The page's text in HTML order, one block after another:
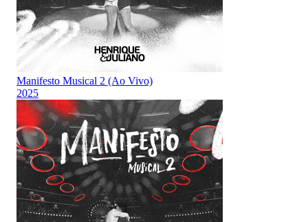
Manifesto Musical 2 (Ao Vivo)
2025